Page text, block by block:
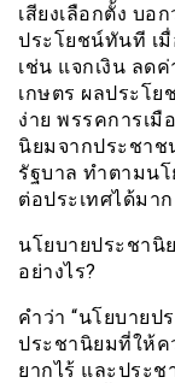
เสียงเลือกตั้ง บ
ประโยชน์ทันที เมื่
เช่น แจกเงิน ลด
เกษตร ผลประโย
ง่าย พรรคการเ
นิยมจากประชาช
รัฐบาล ทำตามนโ
ต่อประเทศได้มาก
นโยบายประชานิ
อย่างไร?
คำว่า “นโยบาย
ประชานิยมที่ให้
ยากไร้ และประช